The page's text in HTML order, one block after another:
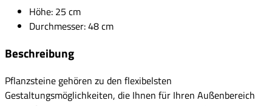
Höhe: 25 cm
Durchmesser: 48 cm
Beschreibung
Pflanzsteine gehören zu den flexibelsten
Gestaltungsmöglichkeiten, die Ihnen für Ihren Außenbereich